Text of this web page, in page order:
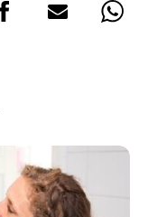
Deel
Deel
Deel